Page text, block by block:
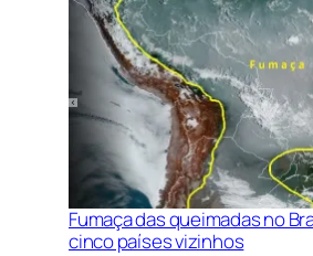
Fumaça das queimadas no
cinco países vizinhos